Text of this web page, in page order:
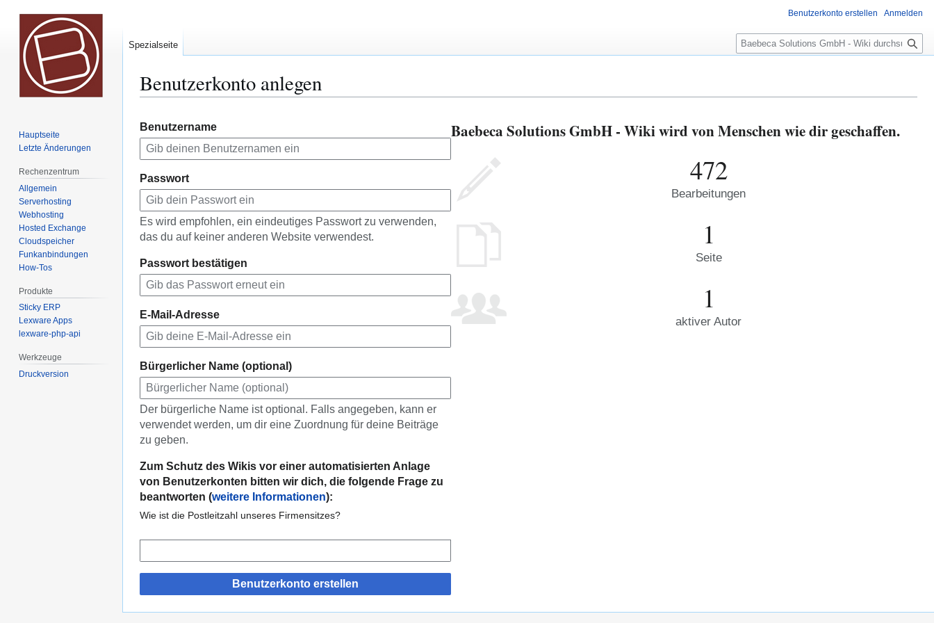
Benutzerkonto anlegen
Navigation
springen
Suche
springen
Benutzername
Passwort
Es wird empfohlen, ein eindeutiges Passwort zu verwenden,
das du auf keiner anderen Website verwendest.
Passwort bestätigen
E-Mail-Adresse
Bürgerlicher Name (optional)
Der bürgerliche Name ist optional. Falls angegeben, kann er
verwendet werden, um dir eine Zuordnung für deine Beiträge
zu geben.
Zum Schutz des Wikis vor einer automatisierten Anlage
von Benutzerkonten bitten wir dich, die folgende Frage zu
beantworten (weitere Informationen):
Wie ist die Postleitzahl unseres Firmensitzes?
Benutzerkonto erstellen
Baebeca Solutions GmbH - Wiki wird von Menschen wie dir geschaffen.
472
Bearbeitungen
1
Seite
1
aktiver Autor
Benutzerkonto erstellen Anmelden
Spezialseite
S
u
e
Hauptseite
Letzte Änderungen
Rechenzentrum
Allgemein
Serverhosting
Webhosting
Hosted Exchange
Cloudspeicher
Funkanbindungen
How-Tos
Produkte
Sticky ERP
Lexware Apps
lexware-php-api
Werkzeuge
Druckversion